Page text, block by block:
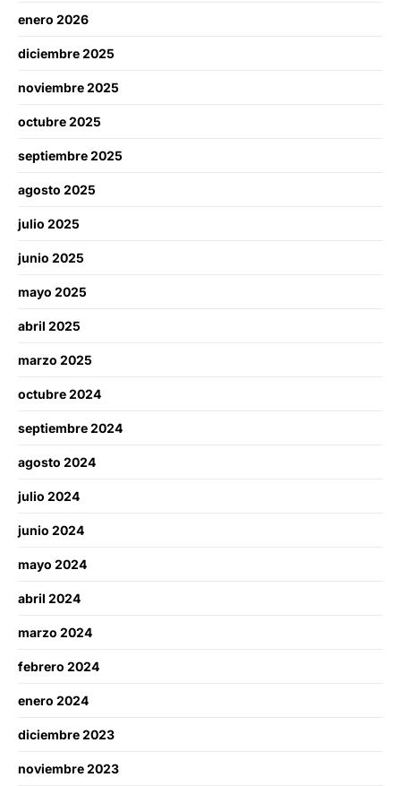
enero 2026
diciembre 2025
noviembre 2025
octubre 2025
septiembre 2025
agosto 2025
julio 2025
junio 2025
mayo 2025
abril 2025
marzo 2025
octubre 2024
septiembre 2024
agosto 2024
julio 2024
junio 2024
mayo 2024
abril 2024
marzo 2024
febrero 2024
enero 2024
diciembre 2023
noviembre 2023